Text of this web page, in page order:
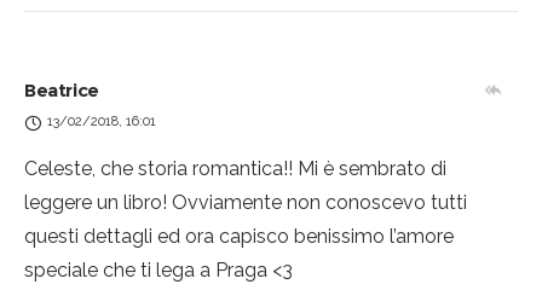
Beatrice
13/02/2018, 16:01
Celeste, che storia romantica!! Mi è sembrato di
leggere un libro! Ovviamente non conoscevo tutti
questi dettagli ed ora capisco benissimo l’amore
speciale che ti lega a Praga <3